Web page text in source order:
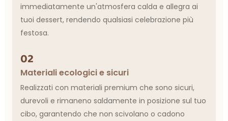
immediatamente un'atmosfera calda e allegra ai
tuoi dessert, rendendo qualsiasi celebrazione più
festosa.
02
Materiali ecologici e sicuri
Realizzati con materiali premium che sono sicuri,
durevoli e rimaneno saldamente in posizione sul tuo
cibo, garantendo che non scivolano o cadono